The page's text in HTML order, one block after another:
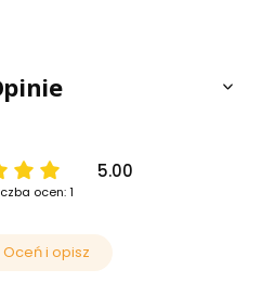
5.00
ocen: 1
Oceń i opisz